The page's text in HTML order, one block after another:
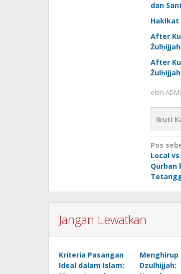
dan
Hakikat
After
Żulḥijjah
After
Żulḥijjah
oleh
Ikuti
pos
Pos
Local
Qurban
Jangan Lewatkan
Kriteria Pasangan
Ideal dalam Islam:
Menghirup
Dzulhijjah: